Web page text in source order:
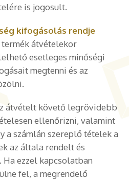
is jogosult.
kifogásolás rendje
átvételekor
esetleges minőségi
megtenni és az
átvételt követő legrövidebb
ellenőrizni, valamint
a számlán szereplő tételek a
az általa rendelt és
ezzel kapcsolatban
fel, a megrendelő